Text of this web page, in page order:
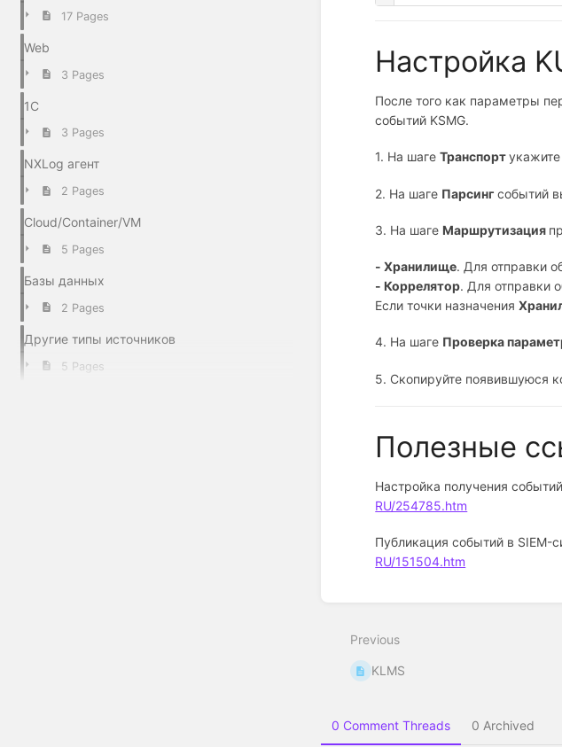
17 Pages
Web
3 Pages
1С
3 Pages
NXLog агент
2 Pages
Cloud/Container/VM
5 Pages
Базы данных
2 Pages
Другие типы источников
5 Pages
Настройка
После того как параметры
событий KSMG.
1. На шагеТранспортукажите
2. На шаге Парсингсобытий
3. На шаге Маршрутизация
- Хранилище. Для отправки
- Коррелятор. Для отправки
Если точки назначения
4. На шаге Проверка
5. Скопируйте появившуюся
Полезные
Настройка получения
RU/254785.htm
Публикация событий в SIEM-
RU/151504.htm
mode
Previous
KLMS
0 Comment Threads 0 Archived